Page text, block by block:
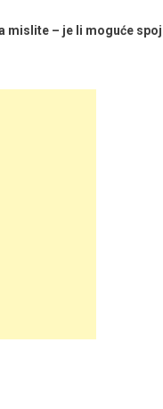
mislite – je li moguće